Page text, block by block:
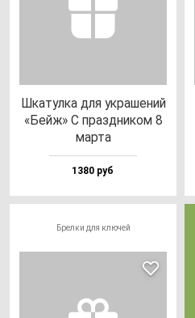
Шка­тул­ка для ук­ра­ше­ний
«Бейж» С праз­дни­ком 8
мар­та
1380 руб
Брелки для ключей